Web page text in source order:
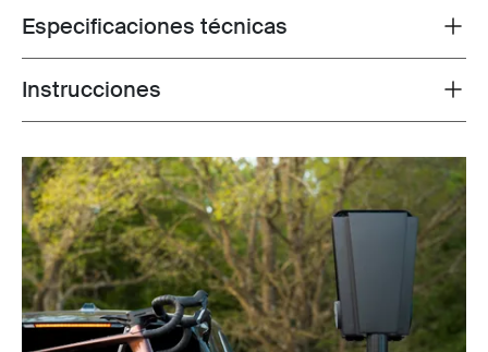
Toggle techspec
Especificaciones técnicas
Toggle guides and instructions
Instrucciones